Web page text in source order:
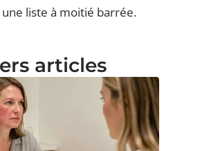
liste à moitié barrée.
articles